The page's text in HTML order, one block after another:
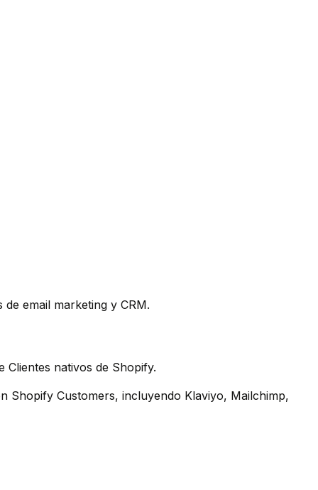
email marketing y CRM.
nativos de Shopify.
Shopify Customers, incluyendo Klaviyo, Mailchimp,